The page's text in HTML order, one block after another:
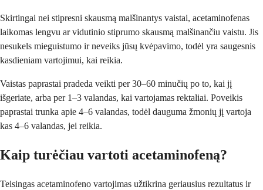
Skirtingai nei stipresni skausmą malšinantys vaistai, acetaminofenas
laikomas lengvu ar vidutinio stiprumo skausmą malšinančiu vaistu. Jis
nesukels mieguistumo ir neveiks jūsų kvėpavimo, todėl yra saugesnis
kasdieniam vartojimui, kai reikia.
Vaistas paprastai pradeda veikti per 30–60 minučių po to, kai jį
išgeriate, arba per 1–3 valandas, kai vartojamas rektaliai. Poveikis
paprastai trunka apie 4–6 valandas, todėl dauguma žmonių jį vartoja
kas 4–6 valandas, jei reikia.
Kaip turėčiau vartoti acetaminofeną?
Teisingas acetaminofeno vartojimas užtikrina geriausius rezultatus ir